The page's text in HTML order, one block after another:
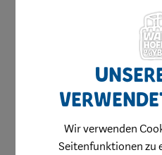
Helfern“, so
Wir verwenden
Seitenfunktionen zu